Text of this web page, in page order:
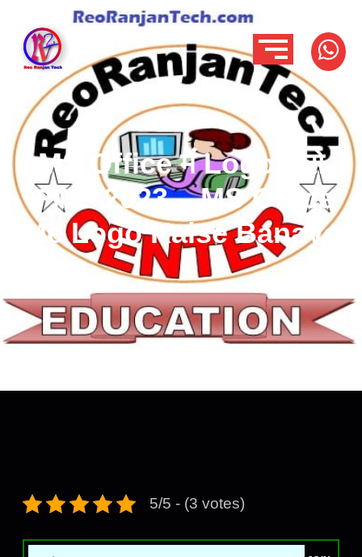
MS Office में Logo कैसे
बनाएं? 2023 – MS Office
Me Logo Kaise Banaye
5/5 - (3 votes)